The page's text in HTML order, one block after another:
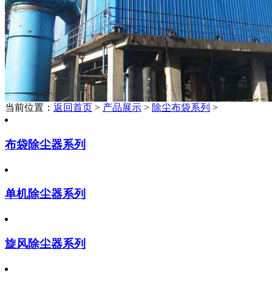
当前位置： 返回首页 > 产品展示 > 除尘布袋系列 >
布袋除尘器系列
单机除尘器系列
旋风除尘器系列